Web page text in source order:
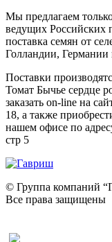
Мы предлагаем
ведущих Российских
поставка семян от
Голландии,
Поставки
Томат Бычье сердце
заказать on-line на
18, а также
нашем офисе по
стр 5
© Группа компаний
Все права защищены